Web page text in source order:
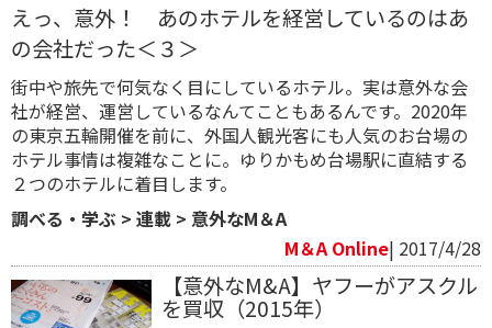
えっ、意外！ あのホテルを経営しているのはあ
の会社だった＜３＞
街中や旅先で何気なく目にしているホテル。実は意外な会
社が経営、運営しているなんてこともあるんです。2020年
の東京五輪開催を前に、外国人観光客にも人気のお台場の
ホテル事情は複雑なことに。ゆりかもめ台場駅に直結する
２つのホテルに着目します。
調べる・学ぶ > 連載 > 意外なM＆A
M＆A Online| 2017/4/28
【意外なM&A】ヤフーがアスクル
を買収（2015年）